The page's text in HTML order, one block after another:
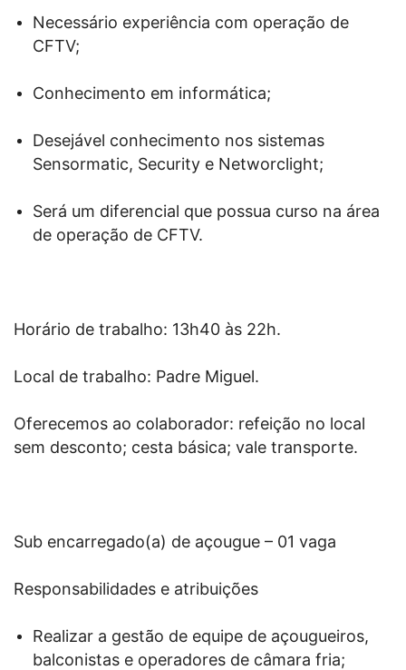
Necessário experiência com operação de
CFTV;
Conhecimento em informática;
Desejável conhecimento nos sistemas
Sensormatic, Security e Networclight;
Será um diferencial que possua curso na área
de operação de CFTV.
Horário de trabalho: 13h40 às 22h.
Local de trabalho: Padre Miguel.
Oferecemos ao colaborador: refeição no local
sem desconto; cesta básica; vale transporte.
Sub encarregado(a) de açougue – 01 vaga
Responsabilidades e atribuições
Realizar a gestão de equipe de açougueiros,
balconistas e operadores de câmara fria;